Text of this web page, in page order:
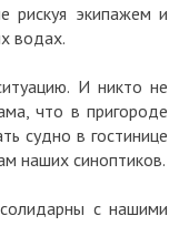
рискуя экипажем и
водах.
И никто не
что в пригороде
судно в гостинице
наших синоптиков.
с нашими